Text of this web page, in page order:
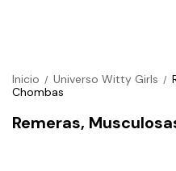
Inicio / Universo Witty Girls /
Chombas
Remeras,